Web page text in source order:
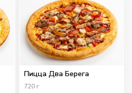
Пицца Два Берега
720 г